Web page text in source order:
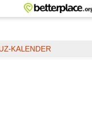
KALENDER